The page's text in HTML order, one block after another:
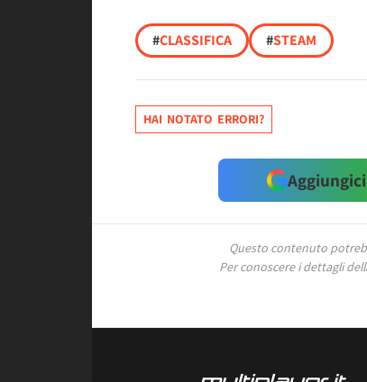
#CLASSIFICA #STEAM
HAI NOTATO ERRORI?
Questo contenuto
Per conoscere i dettagli